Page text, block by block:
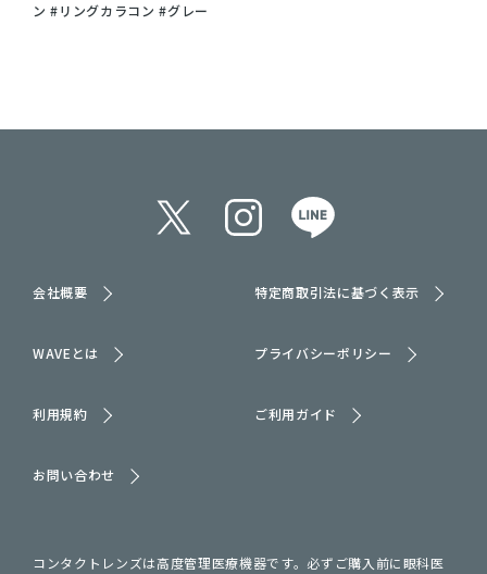
ン #リングカラコン #グレー
会社概要 特定商取引法に基づく表示
WAVEとは プライバシーポリシー
利用規約 ご利用ガイド
お問い合わせ
コンタクトレンズは高度管理医療機器です。必ずご購入前に眼科医